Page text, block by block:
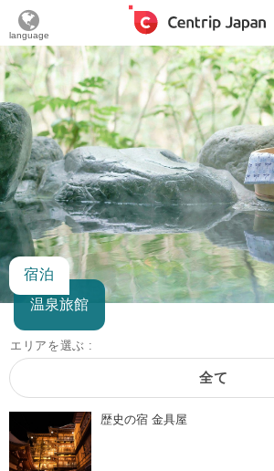
language
宿泊
温泉旅館
エリアを選ぶ :
全て
歴史の宿 金具屋